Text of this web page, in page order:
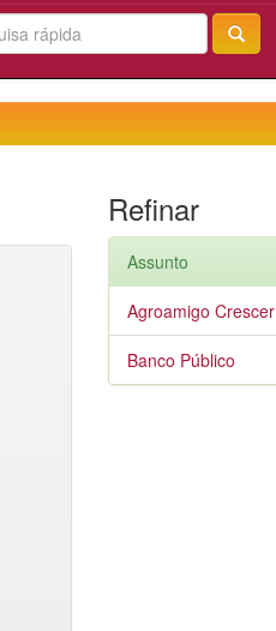
Refinar
Assunto
Agroamigo Crescer
Banco Público